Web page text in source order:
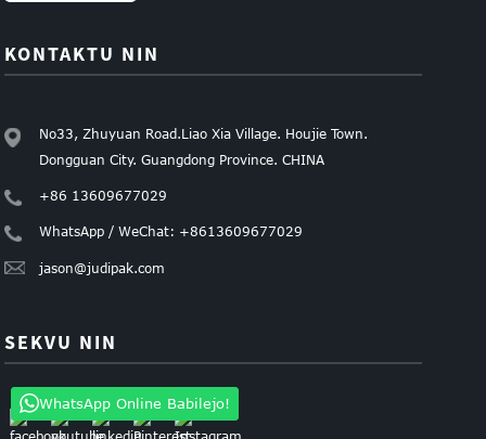
KONTAKTU NIN
No33, Zhuyuan Road.Liao Xia Village. Houjie Town.
Dongguan City. Guangdong Province. CHINA
+86 13609677029
WhatsApp / WeChat: +8613609677029
jason@judipak.com
SEKVU NIN
WhatsApp Online Babilejo!